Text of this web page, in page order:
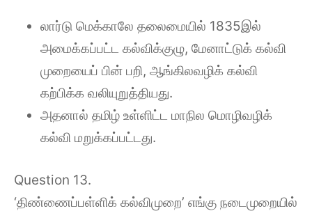
லார்டு மெக்காலே தலைமையில் 1835இல்
அமைக்கப்பட்ட கல்விக்குழு, மேனாட்டுக் கல்வி
முறையைப் பின் பறி, ஆங்கிலவழிக் கல்வி
கற்பிக்க வலியுறுத்தியது.
அதனால் தமிழ் உள்ளிட்ட மாநில மொழிவழிக்
கல்வி மறுக்கப்பட்டது.
Question 13.
‘திண்ணைப்பள்ளிக் கல்விமுறை’ எங்கு நடைமுறையில்